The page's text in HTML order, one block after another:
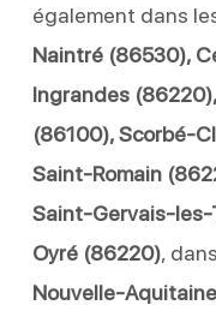
également dans
Naintré (86530),
Ingrandes
(86100), Scorbé-
Saint-Romain
Saint-Gervais-
Oyré (86220),
Nouvelle-Aquitaine